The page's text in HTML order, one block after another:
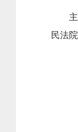
民法